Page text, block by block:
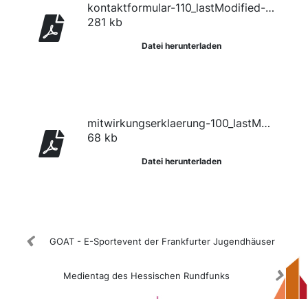
kontaktformular-110_lastModified-152344858_20240416-152922_1
281 kb
Datei herunterladen
mitwirkungserklaerung-100_lastModified--972941126-1
68 kb
Datei herunterladen
GOAT - E-Sportevent der Frankfurter Jugendhäuser
Medientag des Hessischen Rundfunks